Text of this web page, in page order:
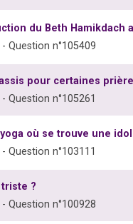
du Beth Hamikdach
Question n°105409
pour certaines
Question n°105261
où se trouve une
Question n°103111
?
Question n°100928